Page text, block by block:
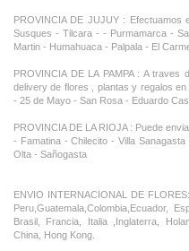
PROVINCIA DE JUJUY :
Susques - Tilcara - - Purmamarca -
Martin - Humahuaca - Palpala - El
PROVINCIA DE LA PAMPA : A
delivery de flores , plantas y regalos
- 25 de Mayo - San Rosa - Eduardo
PROVINCIA DE LA RIOJA : Puede
- Famatina - Chilecito - Villa
Olta - Sañogasta
ENVIO INTERNACIONAL DE
Peru,Guatemala,Colombia,Ecuador,
Brasil, Francia, Italia ,Inglaterra,
China, Hong Kong.